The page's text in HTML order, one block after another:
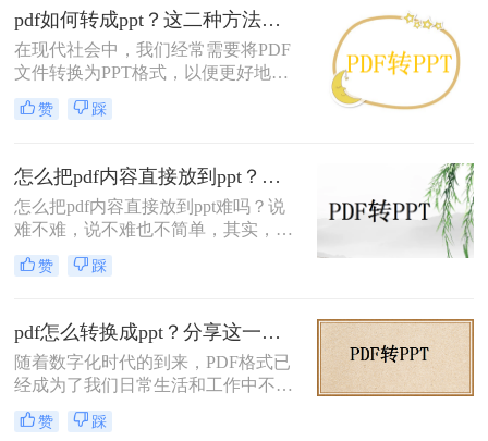
容的修改和重新组织。因此，将PDF
转换为PPT（PowerPoint）格式，可以
使得内容更加易于编辑和呈现。那么
PDF如何转为PPT呢？本文将介绍几
种将PDF转为PPT的方法。
pdf如何转成ppt？这二种方法太实用了！
在现代社会中，我们经常需要将PDF
文件转换为PPT格式，以便更好地展
示和分享。无论是在学校、工作还是
日常生活中，转换PDF到PPT格式的
ppt呢？本文将为大家介绍几种常用的
方法，以及一些实用的工具推荐。
赞 踩
怎么把pdf内容直接放到ppt？二种简单而有效的方法！
怎么把pdf内容直接放到ppt难吗？说
难不难，说不难也不简单，其实，只
要知道了怎么转换就不难，很多人觉
得#other#难，其实是因为没有找到好
不好所以才觉得难，但是当你遇到专
业又好用的PDF转换软件时就不会这
么想了，今天就给大家推荐一款—转
转大师PDF转换器，经济实惠又好
用，下面一起来看看吧。
赞 踩
pdf怎么转换成ppt？分享这一个实用方法给大家！
随着数字化时代的到来，PDF格式已
经成为了我们日常生活和工作中不可
或缺的一部分。然而，有时候我们需
要将PDF文件转换为PPT格式，以便
赞 踩